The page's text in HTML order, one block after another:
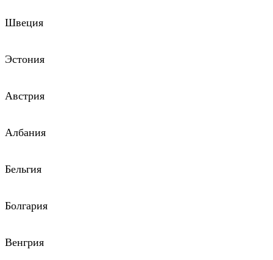
Швеция
Эстония
Австрия
Албания
Бельгия
Болгария
Венгрия